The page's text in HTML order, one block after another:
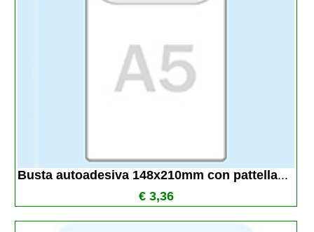
Busta autoadesiva 148x210mm con pattella...
€ 3,36